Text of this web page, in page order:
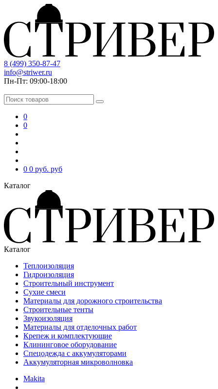
8 (499) 350-87-47
info@striwer.ru
Пн-Пт: 09:00-18:00
0
0
0 0 руб. руб
Каталог
Каталог
Теплоизоляция
Гидроизоляция
Строительный инструмент
Сухие смеси
Материалы для дорожного строительства
Строительные тенты
Звукоизоляция
Материалы для отделочных работ
Крепеж и комплектующие
Клининговое оборудование
Спецодежда с аккумуляторами
Аккумуляторная микроволновка
Makita